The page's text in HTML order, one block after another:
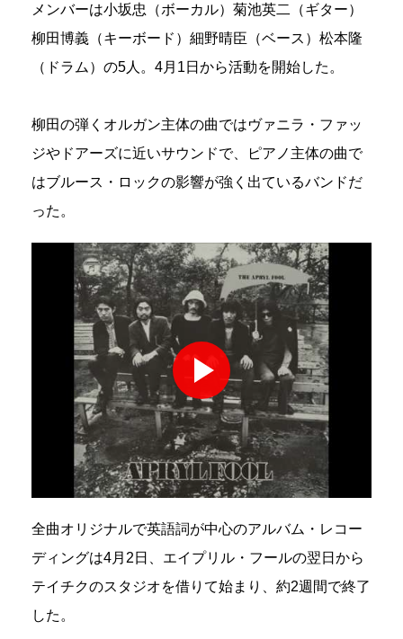
メンバーは小坂忠（ボーカル）菊池英二（ギター）
柳田博義（キーボード）細野晴臣（ベース）松本隆
（ドラム）の5人。4月1日から活動を開始した。
柳田の弾くオルガン主体の曲ではヴァニラ・ファッ
ジやドアーズに近いサウンドで、ピアノ主体の曲で
はブルース・ロックの影響が強く出ているバンドだ
った。
全曲オリジナルで英語詞が中心のアルバム・レコー
ディングは4月2日、エイプリル・フールの翌日から
テイチクのスタジオを借りて始まり、約2週間で終了
した。